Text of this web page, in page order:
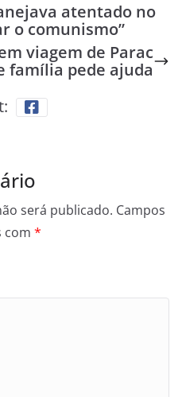
atentado no
o comunismo”
viagem de Parac
família pede ajuda
será publicado. Campos
com *